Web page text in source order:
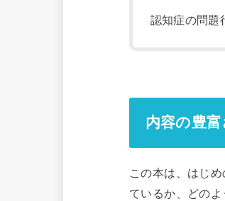
認知症の問題
内容の豊
この本は、はじ
ているか、どの